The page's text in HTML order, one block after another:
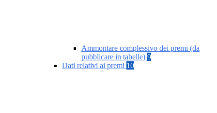
Ammontare complessivo dei premi (da
pubblicare in tabelle) 9
Dati relativi ai premi 10